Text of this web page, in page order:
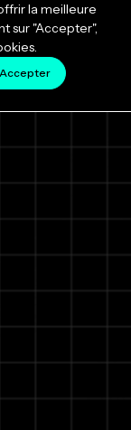
la meilleure
sur "Accepter",
Accepter